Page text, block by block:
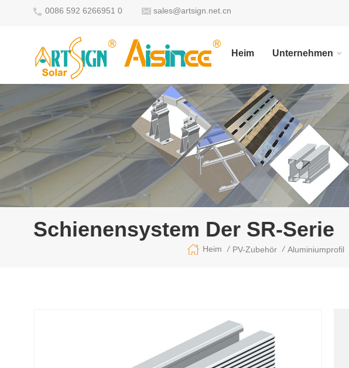
0086 592 6266951 0 sales@artsign.net.cn
Heim Unternehmen
Schienensystem Der SR-Serie
Heim / PV-Zubehör / Aluminiumprofil